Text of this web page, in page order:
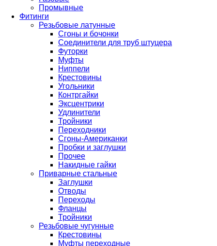
Промывные
Фитинги
Резьбовые латунные
Сгоны и бочонки
Соединители для труб штуцера
Футорки
Муфты
Ниппели
Крестовины
Угольники
Контргайки
Эксцентрики
Удлинители
Тройники
Переходники
Сгоны-Американки
Пробки и заглушки
Прочее
Накидные гайки
Приварные стальные
Заглушки
Отводы
Переходы
Фланцы
Тройники
Резьбовые чугунные
Крестовины
Муфты переходные